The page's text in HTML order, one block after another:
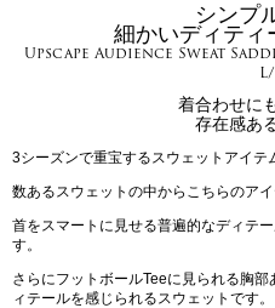
シンプ
細かいディティ
Upscape Audience Sweat
着合わせに
存在感あ
3シーズンで重宝するスウェットアイテ
数あるスウェットの中からこちらのア
首をスマートに見せる普遍的なディテ
す。
さらにフットボールTeeに見られる胸
ィテールを感じられるスウェットです。